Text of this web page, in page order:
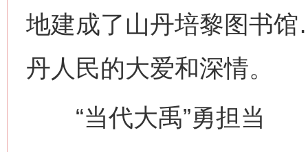
地建成了山丹培黎图书
丹人民的大爱和深情。
“当代大禹”勇担当